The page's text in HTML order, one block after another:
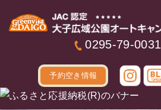
0295-79-0031
予約空き情報